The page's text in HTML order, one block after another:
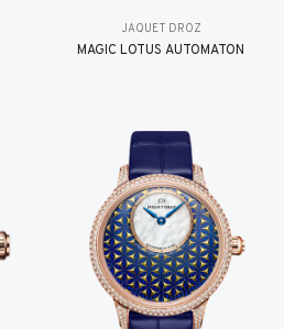
JAQUET DROZ
MAGIC LOTUS AUTOMATON